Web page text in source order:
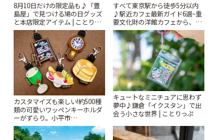
8月10日だけの限定品も♪「豊
島屋」で見つける鳩の日グッズ
と本店限定アイテム | ことりっ
ぷ
すべて東京駅から徒歩5分以内
♪駅近カフェ最新ガイド6選~重
要文化財の洋館カフェから、改
札すぐのレトロ喫茶まで~ | こと
りっぷ
カスタマイズも楽しい!約500種
類の可愛いワッペンキーホルダ
ーがずらり。小平市
「Kimamaya T&K」 | ことりっ
ぷ
キュートなミニチュアに思わず
夢中♪鎌倉「イクスタン」で出
会う小さな世界 | ことりっぷ